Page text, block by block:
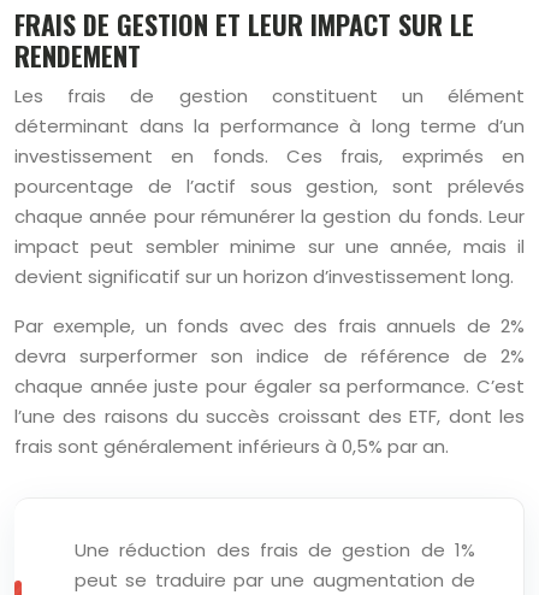
FRAIS DE GESTION ET LEUR IMPACT SUR LE
RENDEMENT
Les frais de gestion constituent un élément
déterminant dans la performance à long terme d’un
investissement en fonds. Ces frais, exprimés en
pourcentage de l’actif sous gestion, sont prélevés
chaque année pour rémunérer la gestion du fonds. Leur
impact peut sembler minime sur une année, mais il
devient significatif sur un horizon d’investissement long.
Par exemple, un fonds avec des frais annuels de 2%
devra surperformer son indice de référence de 2%
chaque année juste pour égaler sa performance. C’est
l’une des raisons du succès croissant des ETF, dont les
frais sont généralement inférieurs à 0,5% par an.
Une réduction des frais de gestion de 1%
peut se traduire par une augmentation de